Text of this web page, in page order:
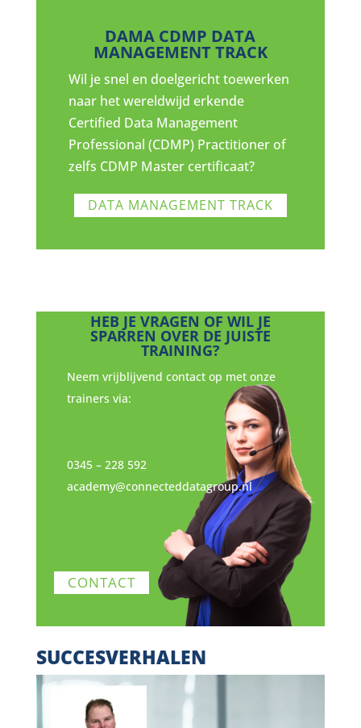
DAMA CDMP DATA
MANAGEMENT TRACK
Wil je snel en doelgericht toewerken
naar het wereldwijd erkende
Certified Data Management
Professional (CDMP) Practitioner of
zelfs CDMP Master certificaat?
DATA MANAGEMENT TRACK
HEB JE VRAGEN OF WIL JE
SPARREN OVER DE JUISTE
TRAINING?
Neem vrijblijvend contact op met onze
trainers via:
0345 – 228 592
academy@connecteddatagroup.nl
CONTACT
SUCCESVERHALEN